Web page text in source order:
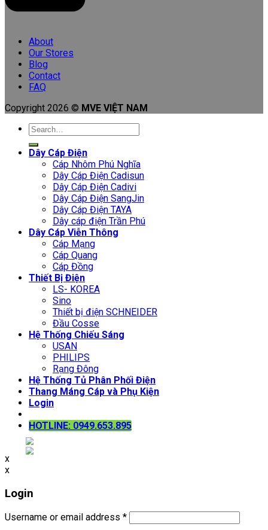
About
Our Stores
Blog
Contact
FAQ
Copyright 2026 © MVE VIỆT NAM
Search
Dây Cáp Điện
Cáp Nhôm Phú Nghĩa
Dây Cáp Điện Cadisun
Dây Cáp Điện Cadivi
Dây Cáp Điện SangJin
Dây Cáp Điện TAYA
Dây cáp điện Trần Phú
Dây Cáp Viễn Thông
Cáp Mạng
Cáp Quang
Cáp Đồng
Thiết Bị Điện
LS- KOREA
Sino
Thiết bị điện SCHNEIDER
Đầu Cosse
Hệ Thống Chiếu Sáng
USAN
PHILIPS
Rạng Đông
Hệ Thống Tủ Phân Phối Điện
Thang Máng Cáp và Phụ Kiện
Login
HOTLINE: 0949.653.895
x
x
Login
Username or email address *